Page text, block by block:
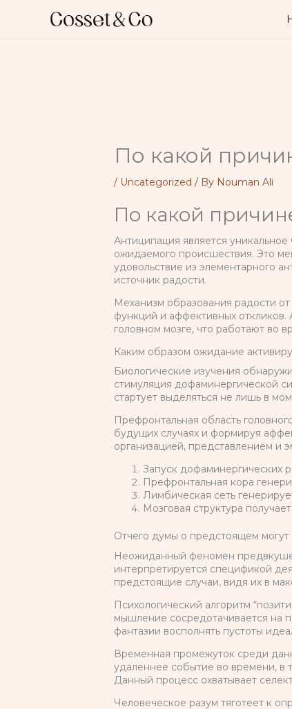
По какой
/ Uncategorized / By Nouman Ali
По какой
Антиципация является
ожидаемого происшествия. Это
удовольствие из элементарного
источник радости.
Механизм образования радости
функций и аффективных откликов.
головном мозге, что работают во
Каким образом ожидание
Биологические изучения
стимуляция дофаминергической
стартует выделяться не лишь в
Префронтальная область
будущих случаях и формируя
организацией, представлением и
Запуск дофаминергических
Префронтальная кора
Лимбическая сеть
Мозговая структура
Отчего думы о предстоящем
Неожиданный феномен
интерпретируется спецификой
предстоящие случаи, видя их в
Психологический алгоритм
мышление сосредотачивается на
фантазии восполнять пустоты
Временная промежуток среди
удаленнее событие во времени, в
Данный процесс охватывает
Человеческое разум тяготеет к